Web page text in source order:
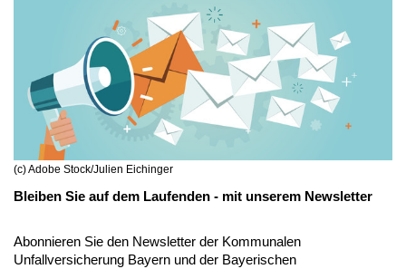
(c) Adobe Stock/Julien Eichinger
Bleiben Sie auf dem Laufenden - mit unserem Newsletter
Abonnieren Sie den Newsletter der Kommunalen
Unfallversicherung Bayern und der Bayerischen